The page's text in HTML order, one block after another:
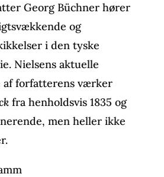
Georg Büchner hører
og
i den tyske
Nielsens aktuelle
af forfatterens værker
fra henholdsvis 1835 og
men heller ikke